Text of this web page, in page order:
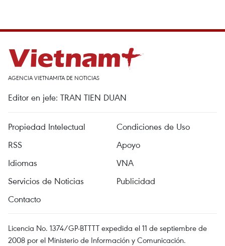
AGENCIA VIETNAMITA DE NOTICIAS
Editor en jefe: TRAN TIEN DUAN
Propiedad Intelectual
Condiciones de Uso
RSS
Apoyo
Idiomas
VNA
Servicios de Noticias
Publicidad
Contacto
Licencia No. 1374/GP-BTTTT expedida el 11 de septiembre de
2008 por el Ministerio de Información y Comunicación.